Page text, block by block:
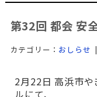
第32回 都会 安
カテゴリー： おしらせ
2月22日 高浜市
ルにて、